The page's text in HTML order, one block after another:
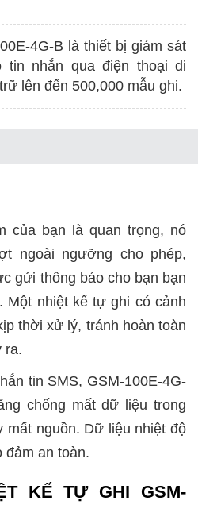
4G-B là thiết bị giám sát
tin nhắn qua điện thoại di
lên đến 500,000 mẫu ghi.
của bạn là quan trọng, nó
ngoài ngưỡng cho phép,
gửi thông báo cho bạn bạn
Một nhiệt kế tự ghi có cảnh
thời xử lý, tránh hoàn toàn
ra.
tin SMS, GSM-100E-4G-
chống mất dữ liệu trong
nguồn. Dữ liệu nhiệt độ
đảm an toàn.
KẾ TỰ GHI GSM-